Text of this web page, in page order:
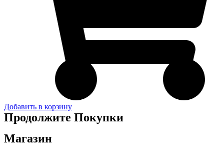
Добавить в корзину
Продолжите Покупки
Магазин